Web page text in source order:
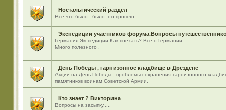
Ностальгический раздел
Все что было - было ,но прошло....
Экспедиции участников форума.Вопросы
Германия.Экспедиции.Как поехать? Все о Германии.
Много полезного .
День Победы , гарнизонное кладбище в Дрездене
Акции на День Победы , проблемы сохранения гарнизонного
памятников воинам Советской Армии.
Кто знает ? Викторина
Вопросы на засыпку.....